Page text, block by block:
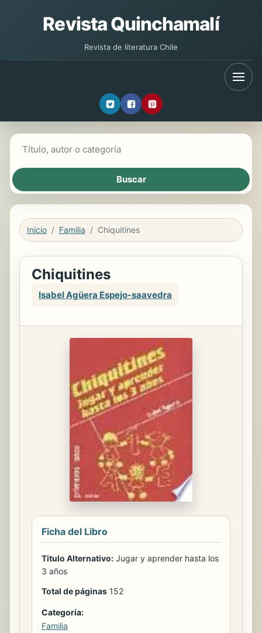
Revista Quinchamalí
Revista de literatura Chile
Inicio Familia Chiquitines
Chiquitines
Isabel Agüera Espejo-saavedra
Ficha del Libro
Titulo Alternativo: Jugar y aprender hasta los
3 años
Total de páginas 152
Categoría:
Familia